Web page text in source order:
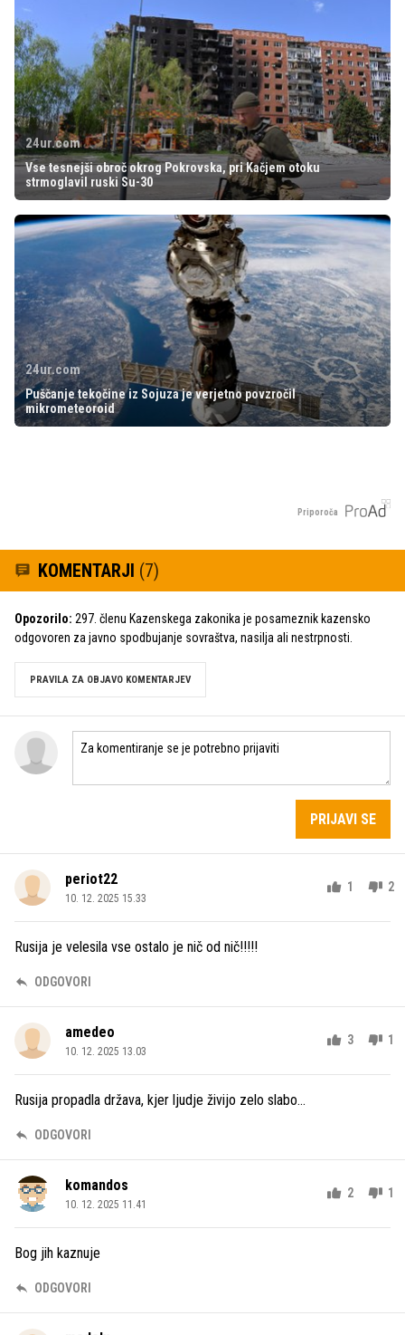
24ur.com
Vse tesnejši obroč okrog Pokrovska, pri Kačjem otoku
strmoglavil ruski Su-30
24ur.com
Puščanje tekočine iz Sojuza je verjetno povzročil
mikrometeoroid
Priporoča
KOMENTARJI (7)
Opozorilo: 297. členu Kazenskega zakonika je posameznik kazensko
odgovoren za javno spodbujanje sovraštva, nasilja ali nestrpnosti.
PRAVILA ZA OBJAVO KOMENTARJEV
PRIJAVI SE
periot22
10. 12. 2025 15.33
1 2
Rusija je velesila vse ostalo je nič od nič!!!!!
ODGOVORI
amedeo
10. 12. 2025 13.03
3 1
Rusija propadla država, kjer ljudje živijo zelo slabo...
ODGOVORI
komandos
10. 12. 2025 11.41
2 1
Bog jih kaznuje
ODGOVORI